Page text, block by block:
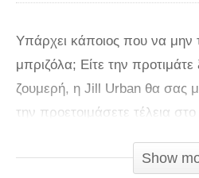
Υπάρχει κάποιος που να μην
μπριζόλα; Είτε την προτιμάτε
ζουμερή, η Jill Urban θα σας
την προετοιμάσετε τέλεια στο
Show